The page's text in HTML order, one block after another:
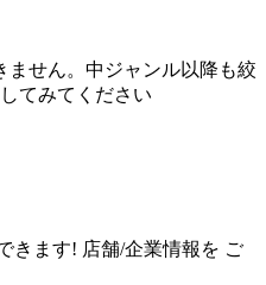
ません。中ジャンル以降も絞
てみてください
きます! 店舗/企業情報を ご